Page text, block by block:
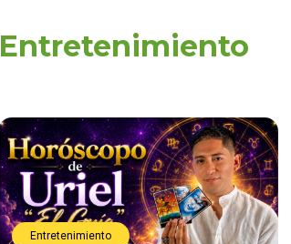
Entretenimiento
Entretenimiento